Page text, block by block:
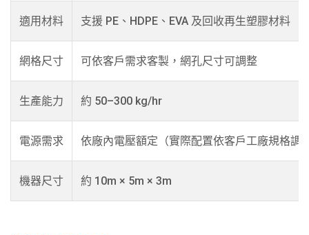
適用材料 支援 PE、HDPE、EVA 及回收再生塑膠材料
網格尺寸 可依客戶需求客製，網孔尺寸可調整
生產能力 約 50–300 kg/hr
電源需求 依廠內電壓額定（實際配置依客戶工廠規格調
機器尺寸 約 10m × 5m × 3m